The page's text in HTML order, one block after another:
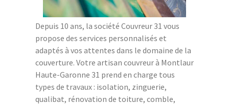
Depuis 10 ans, la société Couvreur 31 vous
propose des services personnalisés et
adaptés à vos attentes dans le domaine de la
couverture. Votre artisan couvreur à Montlaur
Haute-Garonne 31 prend en charge tous
types de travaux : isolation, zinguerie,
qualibat, rénovation de toiture, comble,